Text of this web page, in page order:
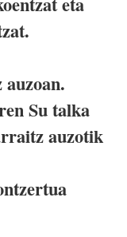
Su talka
auzotik